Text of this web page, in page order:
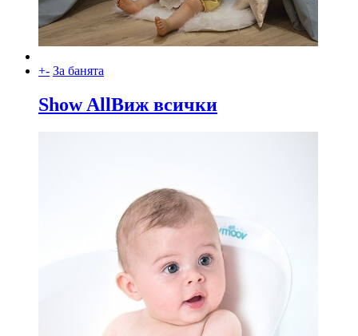
+- За банята
Show AllВиж всички